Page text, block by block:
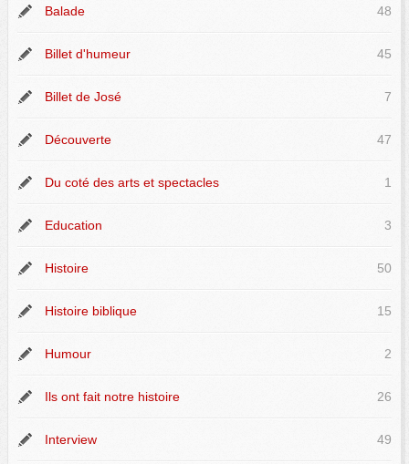
Balade 48
Billet d'humeur 45
Billet de José 7
Découverte 47
Du coté des arts et spectacles 1
Education 3
Histoire 50
Histoire biblique 15
Humour 2
Ils ont fait notre histoire 26
Interview 49